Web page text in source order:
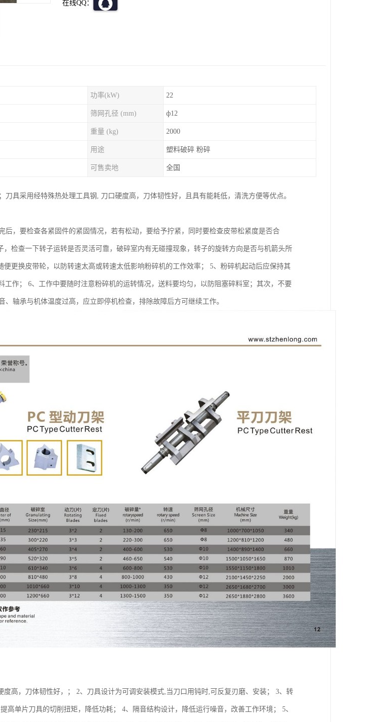
在线QQ：
功率(kW) 22
筛网孔径 (mm) ф12
重量 (kg) 2000
用途 塑料破碎 粉碎
可售卖地 全国
刀具采用经特殊热处理工具钢, 刀口硬度高，刀体韧性好，且具有能耗低，清洗方便等优点。
后，要检查各紧固件的紧固情况，若有松动，要给予拧紧，同时要检查皮带松紧度是否合
，检查一下转子运转是否灵活可靠，破碎室内有无碰撞现象，转子的旋转方向是否与机箭头所
便更换皮带轮，以防转速太高或转速太低影响粉碎机的工作效率； 5、粉碎机起动后应保持其
工作； 6、工作中要随时注意粉碎机的运转情况，送料要均匀，以防阻塞碎料室；其次，不要
、轴承与机体温度过高，应立即停机检查，排除故障后方可继续工作。
度高，刀体韧性好，； 2、刀具设计为可调安装模式,当刀口用钝时,可反复刃磨、安装； 3、转
高单片刀具的切削扭矩，降低功耗； 4、隔音结构设计，降低运行噪音，改善工作环境； 5、